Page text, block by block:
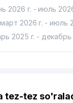
2026 г. - июль
2026 г. - июль
2025 г. - декабрь
tez-tez